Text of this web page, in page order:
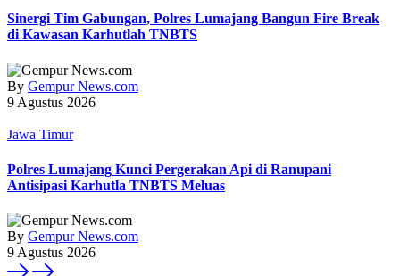
Sinergi Tim Gabungan, Polres Lumajang Bangun Fire Break
di Kawasan Karhutlah TNBTS
By Gempur News.com
9 Agustus 2026
Jawa Timur
Polres Lumajang Kunci Pergerakan Api di Ranupani
Antisipasi Karhutla TNBTS Meluas
By Gempur News.com
9 Agustus 2026